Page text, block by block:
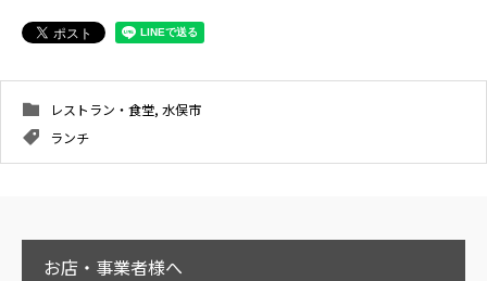
レストラン・食堂, 水俣市
ランチ
お店・事業者様へ